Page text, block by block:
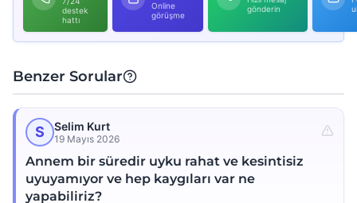
destek
hattı
Online
görüşme
gönderin
Benzer Sorular
S Selim Kurt
19 Mayıs 2026
Annem bir süredir uyku rahat ve kesintisiz
uyuyamıyor ve hep kaygıları var ne
yapabiliriz?